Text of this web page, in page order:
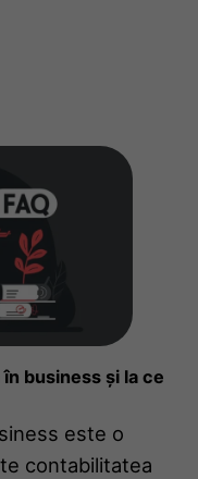
business și la ce
este o
contabilitatea